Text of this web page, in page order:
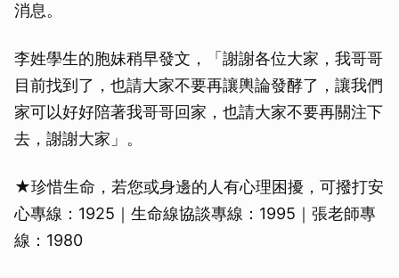
消息。
李姓學生的胞妹稍早發文，「謝謝各位大家，我哥哥
目前找到了，也請大家不要再讓輿論發酵了，讓我們
家可以好好陪著我哥哥回家，也請大家不要再關注下
去，謝謝大家」。
★珍惜生命，若您或身邊的人有心理困擾，可撥打安
心專線：1925｜生命線協談專線：1995｜張老師專
線：1980